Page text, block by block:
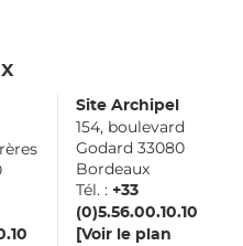
Site Archipel
154, boulevard
Godard 33080
Bordeaux
Tél. : +33
(0)5.56.00.10.10
[Voir le plan